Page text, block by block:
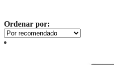
Ordenar por: